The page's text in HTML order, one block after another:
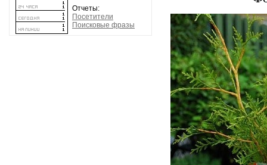
Отчеты:
Посетители
Поисковые фразы